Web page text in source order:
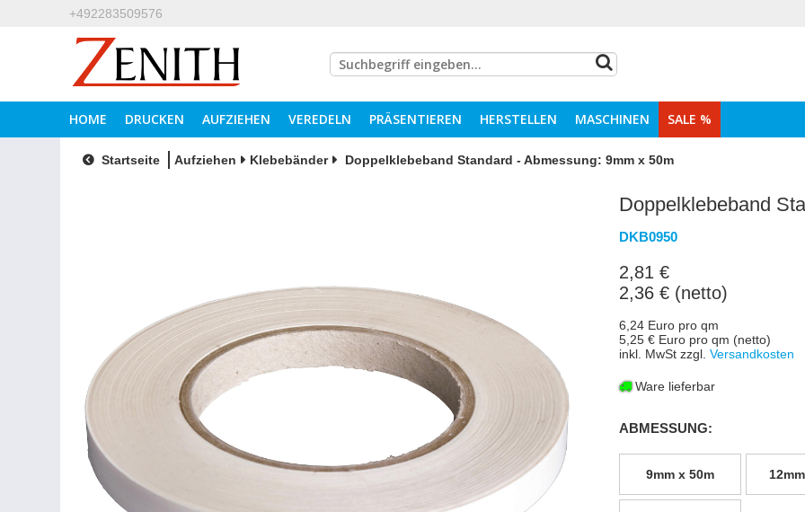
+492283509576
HOME DRUCKEN AUFZIEHEN VEREDELN PRÄSENTIEREN HERSTELLEN MASCHINEN SALE %
Startseite Aufziehen Klebebänder Doppelklebeband Standard - Abmessung: 9mm x 50m
Doppelklebeband
DKB0950
2,81 €
2,36 € (netto)
6,24 Euro pro qm
5,25 € Euro pro qm (netto)
inkl. MwSt zzgl. Versandkosten
Ware lieferbar
ABMESSUNG:
9mm x 50m